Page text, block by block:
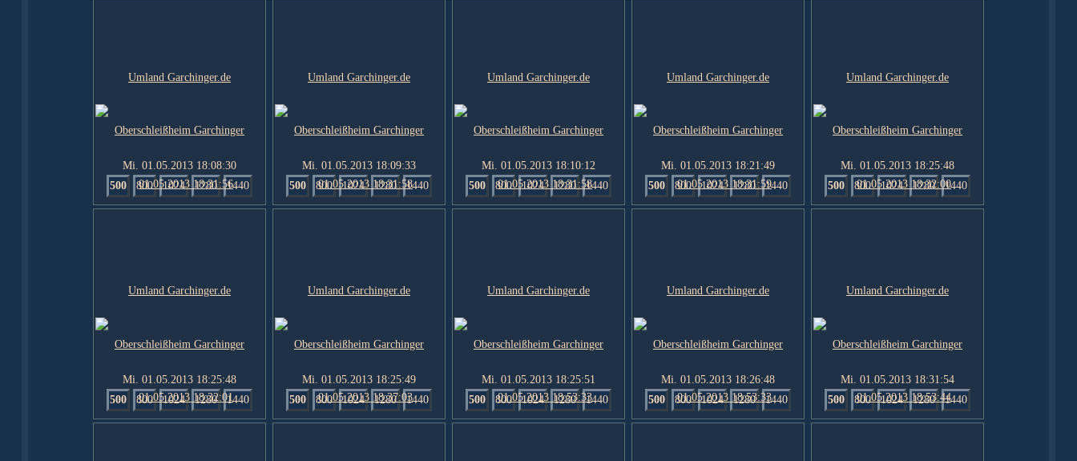
Mi. 01.05.2013 18:08:30
500
800 1024 1280 1440
Mi. 01.05.2013 18:09:33
500
800 1024 1280 1440
Mi. 01.05.2013 18:10:12
500
800 1024 1280 1440
Mi. 01.05.2013 18:21:49
500
800 1024 1280 1440
Mi. 01.05.2013 18:25:48
500
800 1024 1280 1440
Mi. 01.05.2013 18:25:48
500
800 1024 1280 1440
Mi. 01.05.2013 18:25:49
500
800 1024 1280 1440
Mi. 01.05.2013 18:25:51
500
800 1024 1280 1440
Mi. 01.05.2013 18:26:48
500
800 1024 1280 1440
Mi. 01.05.2013 18:31:54
500
800 1024 1280 1440